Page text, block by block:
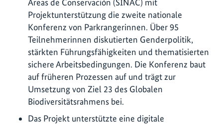
Áreas de Conservación (SINAC) mit
Projektunterstützung die zweite nationale
Konferenz von Parkrangerinnen. Über 95
Teilnehmerinnen diskutierten Genderpolitik,
stärkten Führungsfähigkeiten und thematisierten
sichere Arbeitsbedingungen. Die Konferenz baut
auf früheren Prozessen auf und trägt zur
Umsetzung von Ziel 23 des Globalen
Biodiversitätsrahmens bei.
Das Projekt unterstützte eine digitale